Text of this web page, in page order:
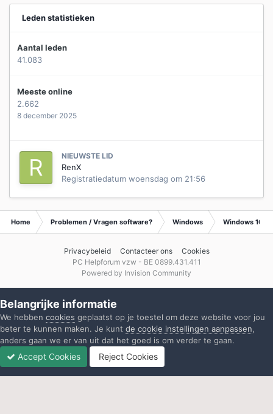
Leden statistieken
Aantal leden
41.083
Meeste online
2.662
8 december 2025
NIEUWSTE LID
RenX
Registratiedatum woensdag om 21:56
Home Problemen / Vragen software? Windows Windows 10
Privacybeleid Contacteer ons
Cookies
PC Helpforum vzw - BE 0899.431.411
Powered by Invision Community
Belangrijke informatie
We hebben cookies geplaatst op je toestel om deze website voor jou
beter te kunnen maken. Je kunt de cookie instellingen aanpassen,
anders gaan we er van uit dat het goed is om verder te gaan.
Accept Cookies Reject Cookies
Ongelezen